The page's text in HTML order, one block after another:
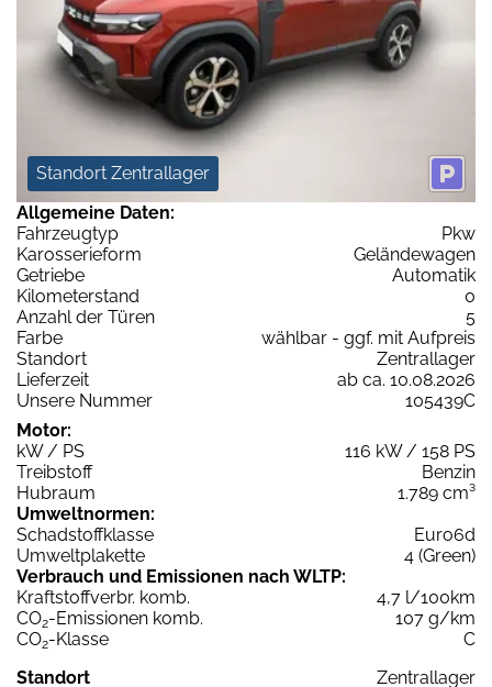
Standort Zentrallager
Allgemeine Daten:
Fahrzeugtyp
Pkw
Karosserieform
Geländewagen
Getriebe
Automatik
Kilometerstand
0
Anzahl der Türen
5
Farbe
wählbar - ggf. mit Aufpreis
Standort
Zentrallager
Lieferzeit
ab ca. 10.08.2026
Unsere Nummer
105439C
Motor:
kW / PS
116 kW / 158 PS
Treibstoff
Benzin
Hubraum
1.789 cm³
Umweltnormen:
Schadstoffklasse
Euro6d
Umweltplakette
4 (Green)
Verbrauch und Emissionen nach WLTP:
Kraftstoffverbr. komb.
4,7 l/100km
CO2-Emissionen komb.
107 g/km
CO2-Klasse
C
Standort
Zentrallager